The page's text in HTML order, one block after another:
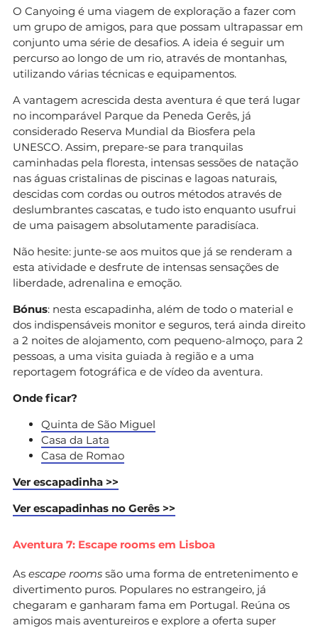
O Canyoing é uma viagem de exploração a fazer com
um grupo de amigos, para que possam ultrapassar em
conjunto uma série de desafios. A ideia é seguir um
percurso ao longo de um rio, através de montanhas,
utilizando várias técnicas e equipamentos.
A vantagem acrescida desta aventura é que terá lugar
no incomparável Parque da Peneda Gerês, já
considerado Reserva Mundial da Biosfera pela
UNESCO. Assim, prepare-se para tranquilas
caminhadas pela floresta, intensas sessões de natação
nas águas cristalinas de piscinas e lagoas naturais,
descidas com cordas ou outros métodos através de
deslumbrantes cascatas, e tudo isto enquanto usufrui
de uma paisagem absolutamente paradisíaca.
Não hesite: junte-se aos muitos que já se renderam a
esta atividade e desfrute de intensas sensações de
liberdade, adrenalina e emoção.
Bónus: nesta escapadinha, além de todo o material e
dos indispensáveis monitor e seguros, terá ainda direito
a 2 noites de alojamento, com pequeno-almoço, para 2
pessoas, a uma visita guiada à região e a uma
reportagem fotográfica e de vídeo da aventura.
Onde ficar?
Quinta de São Miguel
Casa da Lata
Casa de Romao
Ver escapadinha >>
Ver escapadinhas no Gerês >>
Aventura 7: Escape rooms em Lisboa
As escape rooms são uma forma de entretenimento e
divertimento puros. Populares no estrangeiro, já
chegaram e ganharam fama em Portugal. Reúna os
amigos mais aventureiros e explore a oferta super